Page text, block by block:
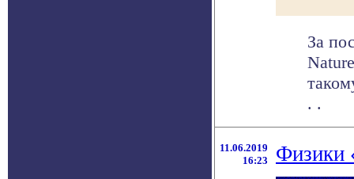
За
. .
11.06.2019
16:23
Физики